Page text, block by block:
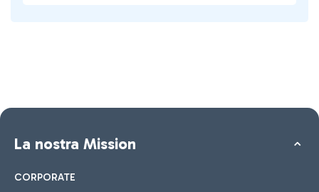
La nostra Mission
CORPORATE